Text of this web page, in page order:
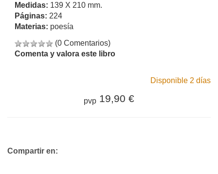
Medidas: 139 X 210 mm.
Páginas: 224
Materias: poesía
(0 Comentarios)
Comenta y valora este libro
Disponible 2 días
pvp 19,90 €
Compartir en: